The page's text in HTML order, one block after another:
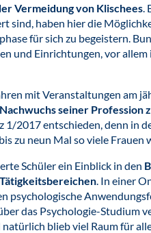
Vermeidung von Klischees
sind, haben hier die
für sich zu begeistern.
und Einrichtungen, vor allem
mit Veranstaltungen am
seiner Profession
1/2017 entschieden, denn in
zu neun Mal so viele Frauen
Schüler ein Einblick in den
. In einer
psychologische
das Psychologie-Studium
blieb viel Raum für